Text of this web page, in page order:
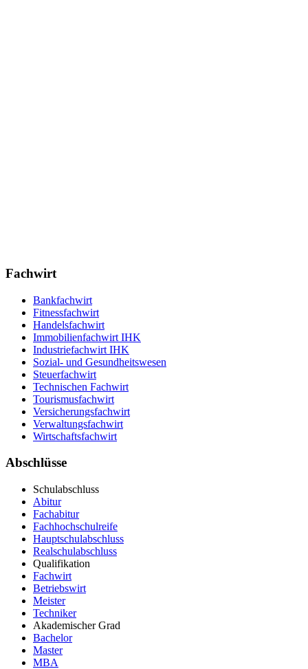
Fachwirt
Bankfachwirt
Fitnessfachwirt
Handelsfachwirt
Immobilienfachwirt IHK
Industriefachwirt IHK
Sozial- und Gesundheitswesen
Steuerfachwirt
Technischen Fachwirt
Tourismusfachwirt
Versicherungsfachwirt
Verwaltungsfachwirt
Wirtschaftsfachwirt
Abschlüsse
Schulabschluss
Abitur
Fachabitur
Fachhochschulreife
Hauptschulabschluss
Realschulabschluss
Qualifikation
Fachwirt
Betriebswirt
Meister
Techniker
Akademischer Grad
Bachelor
Master
MBA